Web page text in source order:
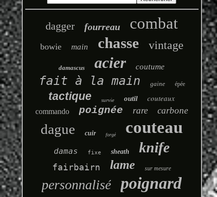
dagger fourreau combat
bowie main chasse vintage
damascus acier coutume
fait à la main gaine épée
tactique survie outil couteaux
commando poignée rare carbone
dague cuir forgé couteau
damas fixe sheath knife
fairbairn lame sur mesure
personnalisé poignard